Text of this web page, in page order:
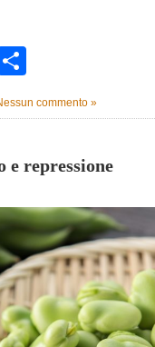
WhatsApp
commento »
e repressione